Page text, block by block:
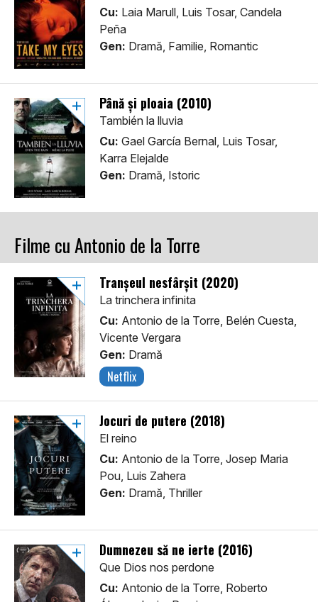
Cu: Laia Marull, Luis Tosar, Candela
Peña
Gen: Dramă, Familie, Romantic
Până și ploaia (2010)
También la lluvia
Cu: Gael García Bernal, Luis Tosar,
Karra Elejalde
Gen: Dramă, Istoric
Filme cu Antonio de la Torre
Tranșeul nesfârșit (2020)
La trinchera infinita
Cu: Antonio de la Torre, Belén Cuesta,
Vicente Vergara
Gen: Dramă
Netflix
Jocuri de putere (2018)
El reino
Cu: Antonio de la Torre, Josep Maria
Pou, Luis Zahera
Gen: Dramă, Thriller
Dumnezeu să ne ierte (2016)
Que Dios nos perdone
Cu: Antonio de la Torre, Roberto